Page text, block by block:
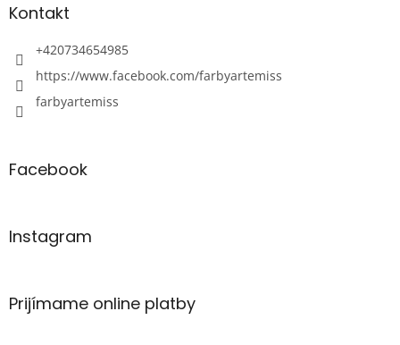
Kontakt
+420734654985
https://www.facebook.com/farbyartemiss
farbyartemiss
Facebook
Instagram
Prijímame online platby